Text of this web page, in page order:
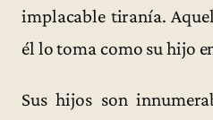
implacable tiranía.
él lo toma como su hijo
Sus hijos son